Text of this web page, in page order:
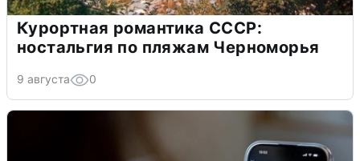
Курортная романтика СССР:
ностальгия по пляжам Черноморья
9 августа 0